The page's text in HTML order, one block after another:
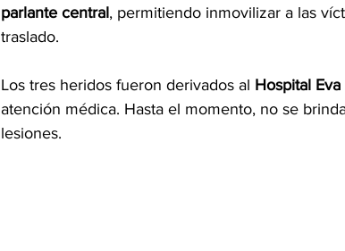
parlante central, permitiendo inmovilizar a las
traslado.
Los tres heridos fueron derivados al Hospital
atención médica. Hasta el momento, no se
lesiones.